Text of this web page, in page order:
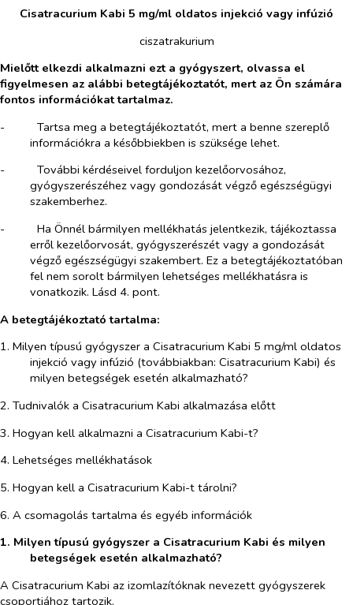
Cisatracurium Kabi 5 mg/ml oldatos injekció vagy infúzió
ciszatrakurium
Mielőtt elkezdi alkalmazni ezt a gyógyszert, olvassa el
figyelmesen az alábbi betegtájékoztatót, mert az Ön számára
fontos információkat tartalmaz.
-​
Tartsa meg a betegtájékoztatót, mert a benne szereplő
információkra a későbbiekben is szüksége lehet.
-​
További kérdéseivel forduljon kezelőorvosához,
gyógyszerészéhez vagy gondozását végző egészségügyi
szakemberhez.
-​
Ha Önnél bármilyen mellékhatás jelentkezik, tájékoztassa
erről kezelőorvosát, gyógyszerészét vagy a gondozását
végző egészségügyi szakembert. Ez a betegtájékoztatóban
fel nem sorolt bármilyen lehetséges mellékhatásra is
vonatkozik. Lásd 4. pont.
A betegtájékoztató tartalma:
1. Milyen típusú gyógyszer a Cisatracurium Kabi 5 mg/ml oldatos
injekció vagy infúzió (továbbiakban: Cisatracurium Kabi) és
milyen betegségek esetén alkalmazható?
2. Tudnivalók a Cisatracurium Kabi alkalmazása előtt
3. Hogyan kell alkalmazni a Cisatracurium Kabi-t?
4. Lehetséges mellékhatások
5. Hogyan kell a Cisatracurium Kabi-t tárolni?
6. A csomagolás tartalma és egyéb információk
1. Milyen típusú gyógyszer a Cisatracurium Kabi és milyen
betegségek esetén alkalmazható?
A Cisatracurium Kabi az izomlazítóknak nevezett gyógyszerek
csoportjához tartozik.